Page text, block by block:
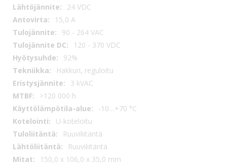
24 VDC
15,0 A
90 - 264 VAC
120 - 370 VDC
92%
Hakkuri, reguloitu
3 kVAC
>120 000 h
-10…+70 °C
U-koteloitu
Ruuviliitäntä
Ruuviliitäntä
150,0 x 106,0 x 35,0 mm